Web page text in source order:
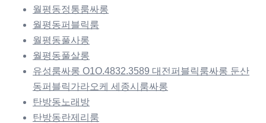
월평동정통룸싸롱
월평동퍼블릭룸
월평동풀사롱
월평동풀살롱
유성룸싸롱 O1O.4832.3589 대전퍼블릭룸싸롱 둔산
동퍼블릭가라오케 세종시룸싸롱
탄방동노래방
탄방동란제리룸